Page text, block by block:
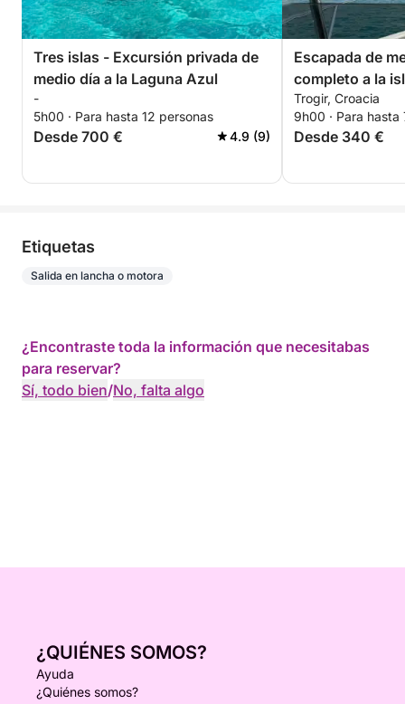
Tres islas - Excursión privada de
medio día a la Laguna Azul
-
5h00 · Para hasta 12 personas
Desde 700 € 4.9 (9)
Escapada de
completo a la
o sin patrón
Trogir, Croacia
9h00 · Para hasta
Desde 340 €
Etiquetas
Salida en lancha o motora
¿Encontraste toda la información que necesitabas
para reservar?
Sí, todo bien/No, falta algo
¿QUIÉNES SOMOS?
Ayuda
¿Quiénes somos?